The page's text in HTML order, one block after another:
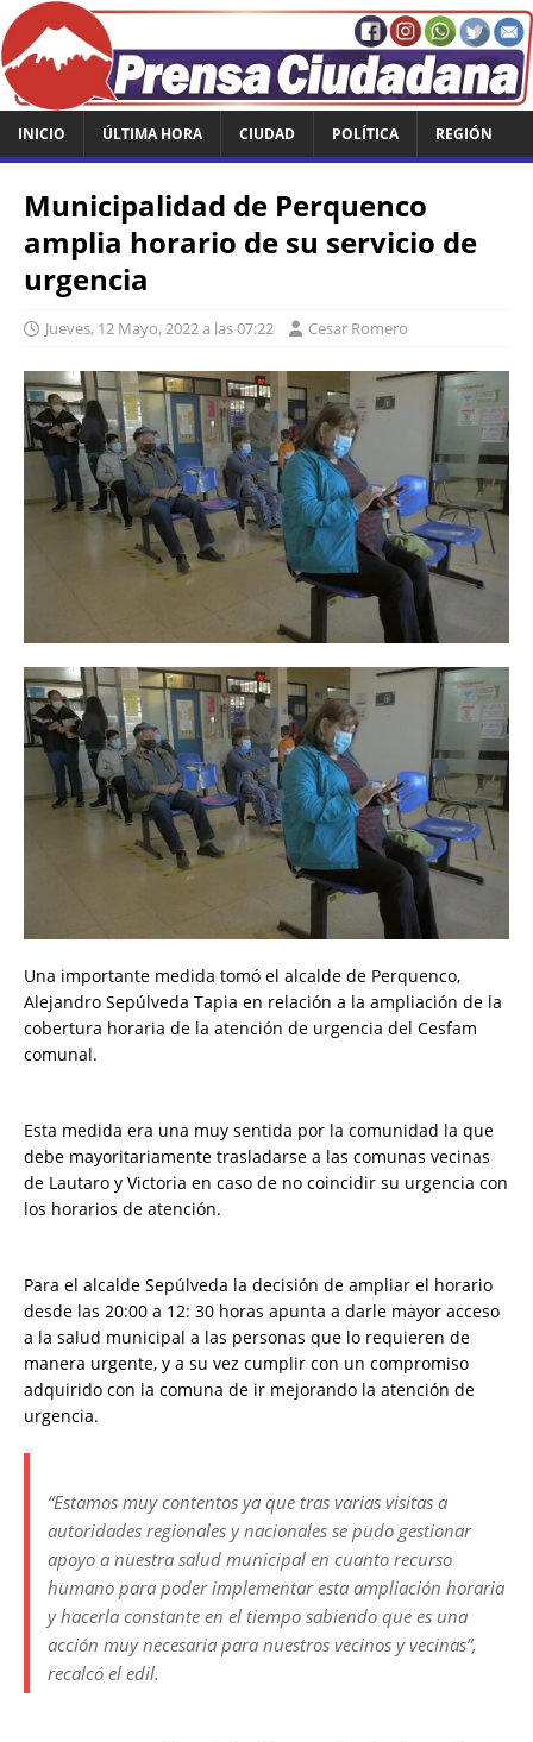
INICIO ÚLTIMA HORA CIUDAD POLÍTICA REGIÓN
Municipalidad de Perquenco
amplia horario de su servicio de
urgencia
Jueves, 12 Mayo, 2022 a las 07:22 Cesar Romero
Una importante medida tomó el alcalde de Perquenco,
Alejandro Sepúlveda Tapia en relación a la ampliación de la
cobertura horaria de la atención de urgencia del Cesfam
comunal.
Esta medida era una muy sentida por la comunidad la que
debe mayoritariamente trasladarse a las comunas vecinas
de Lautaro y Victoria en caso de no coincidir su urgencia con
los horarios de atención.
Para el alcalde Sepúlveda la decisión de ampliar el horario
desde las 20:00 a 12: 30 horas apunta a darle mayor acceso
a la salud municipal a las personas que lo requieren de
manera urgente, y a su vez cumplir con un compromiso
adquirido con la comuna de ir mejorando la atención de
urgencia.
“Estamos muy contentos ya que tras varias visitas a
autoridades regionales y nacionales se pudo gestionar
apoyo a nuestra salud municipal en cuanto recurso
humano para poder implementar esta ampliación horaria
y hacerla constante en el tiempo sabiendo que es una
acción muy necesaria para nuestros vecinos y vecinas”,
recalcó el edil.